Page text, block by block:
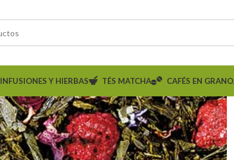
INFUSIONES Y HIERBAS TÉS MATCHA CAFÉS EN GRANO